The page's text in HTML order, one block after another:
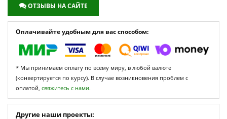
ОТЗЫВЫ НА САЙТЕ
Оплачивайте удобным для вас способом:
* Мы принимаем оплату по всему миру, в любой валюте
(конвертируется по курсу). В случае возникновения проблем с
оплатой, свяжитесь с нами.
Другие наши проекты: